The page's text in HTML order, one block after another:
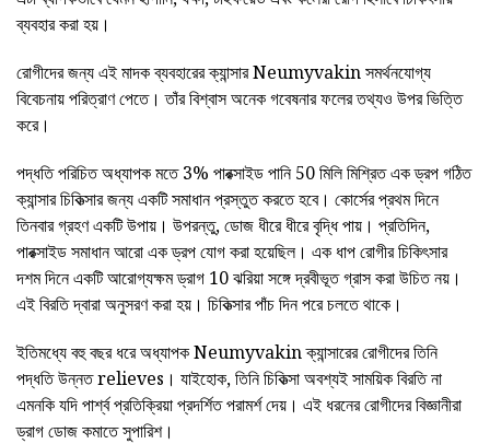
ব্যবহার করা হয়।
রোগীদের জন্য এই মাদক ব্যবহারের ক্যান্সার Neumyvakin সমর্থনযোগ্য
বিবেচনায় পরিত্রাণ পেতে। তাঁর বিশ্বাস অনেক গবেষনার ফলের তথ্যও উপর ভিত্তি
করে।
পদ্ধতি পরিচিত অধ্যাপক মতে 3% পারক্সাইড পানি 50 মিলি মিশ্রিত এক ড্রপ গঠিত
ক্যান্সার চিকিত্সার জন্য একটি সমাধান প্রস্তুত করতে হবে। কোর্সের প্রথম দিনে
তিনবার গ্রহণ একটি উপায়। উপরন্তু, ডোজ ধীরে ধীরে বৃদ্ধি পায়। প্রতিদিন,
পারক্সাইড সমাধান আরো এক ড্রপ যোগ করা হয়েছিল। এক ধাপ রোগীর চিকিৎসার
দশম দিনে একটি আরোগ্যক্ষম ড্রাগ 10 ঝরিয়া সঙ্গে দ্রবীভূত গ্রাস করা উচিত নয়।
এই বিরতি দ্বারা অনুসরণ করা হয়। চিকিত্সার পাঁচ দিন পরে চলতে থাকে।
ইতিমধ্যে বহু বছর ধরে অধ্যাপক Neumyvakin ক্যান্সারের রোগীদের তিনি
পদ্ধতি উন্নত relieves। যাইহোক, তিনি চিকিত্সা অবশ্যই সাময়িক বিরতি না
এমনকি যদি পার্শ্ব প্রতিক্রিয়া প্রদর্শিত পরামর্শ দেয়। এই ধরনের রোগীদের বিজ্ঞানীরা
ড্রাগ ডোজ কমাতে সুপারিশ।